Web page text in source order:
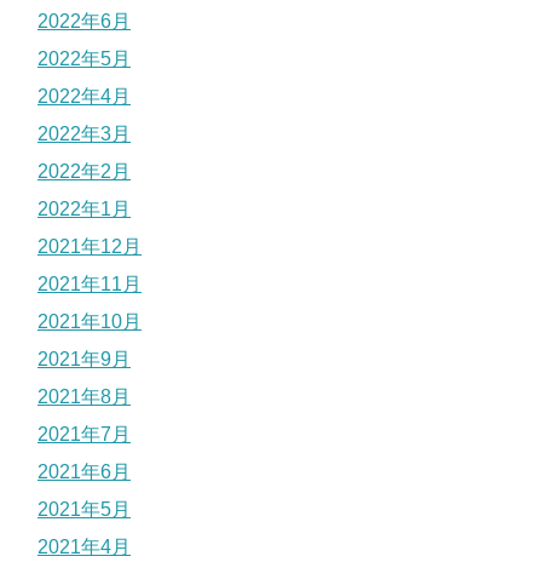
2022年6月
2022年5月
2022年4月
2022年3月
2022年2月
2022年1月
2021年12月
2021年11月
2021年10月
2021年9月
2021年8月
2021年7月
2021年6月
2021年5月
2021年4月